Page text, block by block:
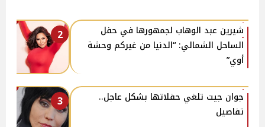
2
شيرين عبد الوهاب لجمهورها في حفل
الساحل الشمالي: “الدنيا من غيركم وحشة
أوي”
3
جوان جيت تلغي حفلاتها بشكل عاجل..
تفاصيل